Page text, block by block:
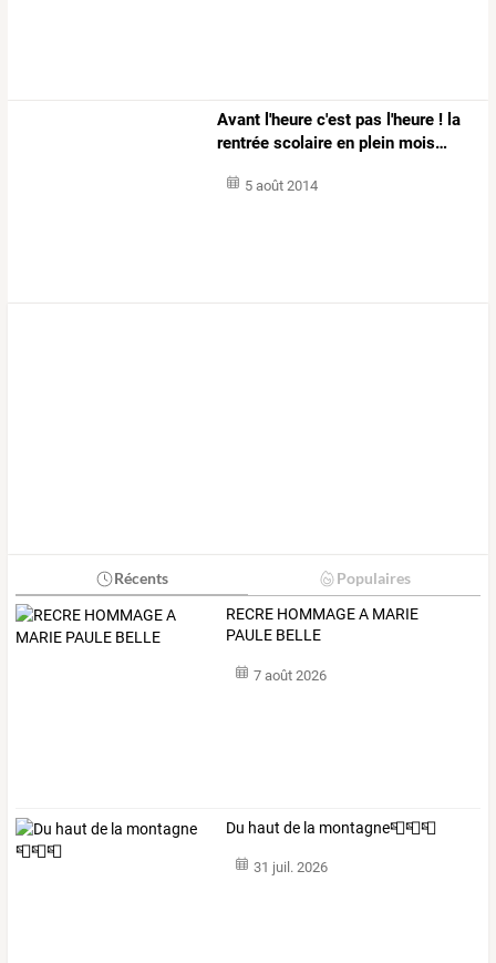
Avant l'heure c'est pas l'heure ! la
rentrée scolaire en plein mois…
5 août 2014
Récents Populaires
RECRE HOMMAGE A MARIE
PAULE BELLE
7 août 2026
Du haut de la montagne📮📮📮
31 juil. 2026